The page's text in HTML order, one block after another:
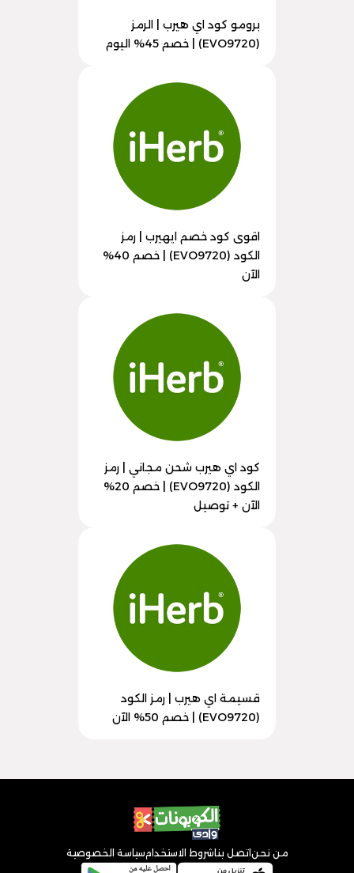
برومو كود اي هيرب | الرمز
(EVO9720) | خصم 45% اليوم
اقوى كود خصم ايهيرب | رمز
الكود (EVO9720) | خصم 40%
الآن
كود اي هيرب شحن مجاني | رمز
الكود (EVO9720) | خصم 20%
الآن + توصيل
قسيمة اي هيرب | رمز الكود
(EVO9720) | خصم 50% الآن
من نحن اتصل بنا شروط الاستخدامسياسة الخصوصية